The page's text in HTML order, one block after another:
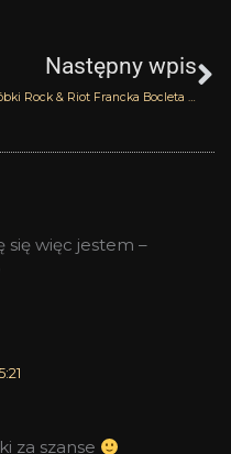
Następny wpis
Próbki Rock & Riot Francka Bocleta wygrywa…
się więc jestem –
za szanse